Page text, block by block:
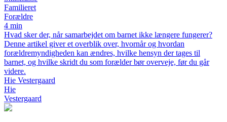
Familieret
Forældre
4 min
Hvad sker der, når samarbejdet om barnet ikke længere fungerer?
Denne artikel giver et overblik over, hvornår og hvordan
forældremyndigheden kan ændres, hvilke hensyn der tages til
barnet, og hvilke skridt du som forælder bør overveje, før du går
videre.
Hie Vestergaard
Hie
Vestergaard